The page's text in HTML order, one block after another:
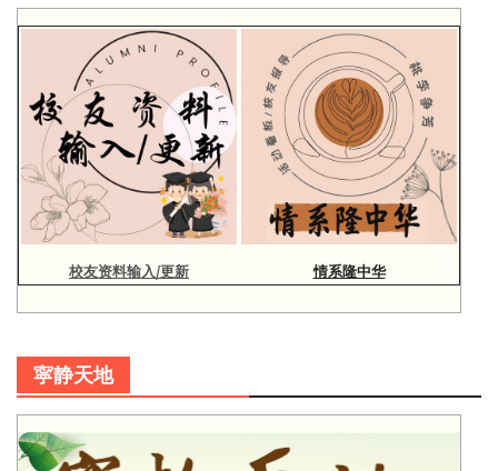
校友资料输入/更新 情系隆中华
寜静天地